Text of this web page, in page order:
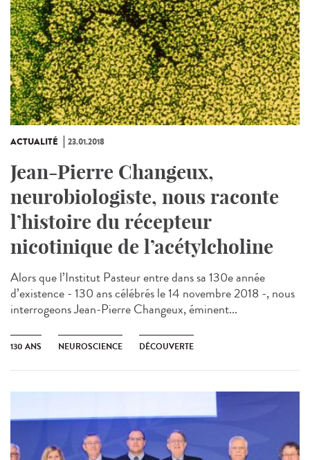
ACTUALITÉ 23.01.2018
Jean-Pierre Changeux,
neurobiologiste, nous raconte
l’histoire du récepteur
nicotinique de l’acétylcholine
Alors que l’Institut Pasteur entre dans sa 130e année
d’existence - 130 ans célébrés le 14 novembre 2018 -, nous
interrogeons Jean-Pierre Changeux, éminent...
130 ANS NEUROSCIENCE DÉCOUVERTE